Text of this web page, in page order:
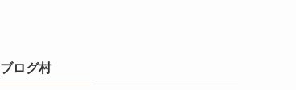
ブログ村